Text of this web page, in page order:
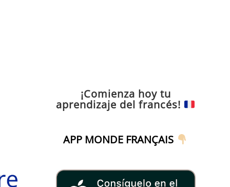
¡Comienza hoy tu
aprendizaje del francés!
APP MONDE FRANÇAIS